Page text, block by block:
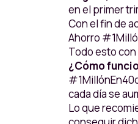
en el primer
Con el fin de
Ahorro
Todo esto
¿Cómo
cada día se
Lo que